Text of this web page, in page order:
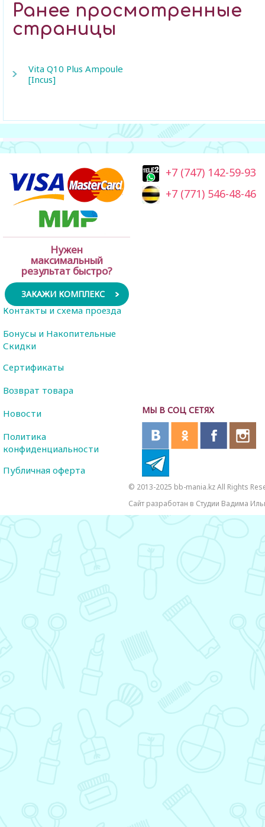
Ранее просмотренные
страницы
Vita Q10 Plus Ampoule
[Incus]
Нужен
максимальный
результат быстро?
ЗАКАЖИ КОМПЛЕКС
+7 (747) 142-59-93
+7 (771) 546-48-46
МЫ В СОЦ СЕТЯХ
Контакты и схема проезда
Бонусы и Накопительные
Скидки
Сертификаты
Возврат товара
Новости
Политика
конфиденциальности
Публичная оферта
© 2013-2025 bb-mania.kz All Rights
Сайт разработан в Студии Вадима